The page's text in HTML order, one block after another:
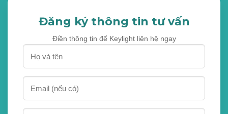
Đăng ký thông tin tư vấn
Điền thông tin để Keylight liên hệ ngay